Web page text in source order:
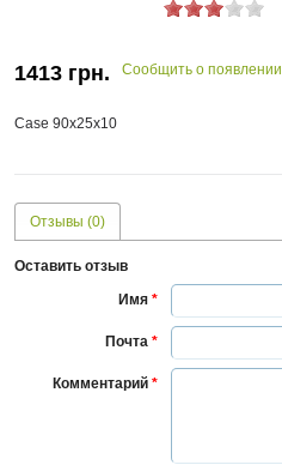
1413 грн. Сообщить о появлении
Case 90x25x10
Отзывы (0)
Оставить отзыв
Имя *
Почта *
Комментарий *